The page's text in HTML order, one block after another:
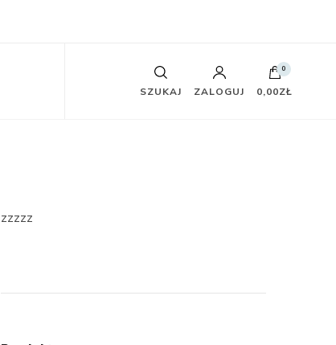
SZUKAJ ZALOGUJ
0
0,00ZŁ
zzzzz